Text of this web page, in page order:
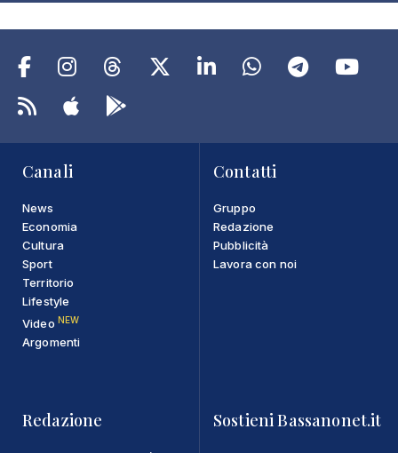
Canali
News
Economia
Cultura
Sport
Territorio
Lifestyle
Video NEW
Argomenti
Contatti
Gruppo
Redazione
Pubblicità
Lavora con noi
Redazione Sostieni Bassanonet.it